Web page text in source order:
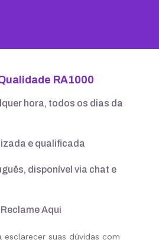
RA1000
hora, todos os dias da
e qualificada
disponível via chat e
Aqui
suas dúvidas com